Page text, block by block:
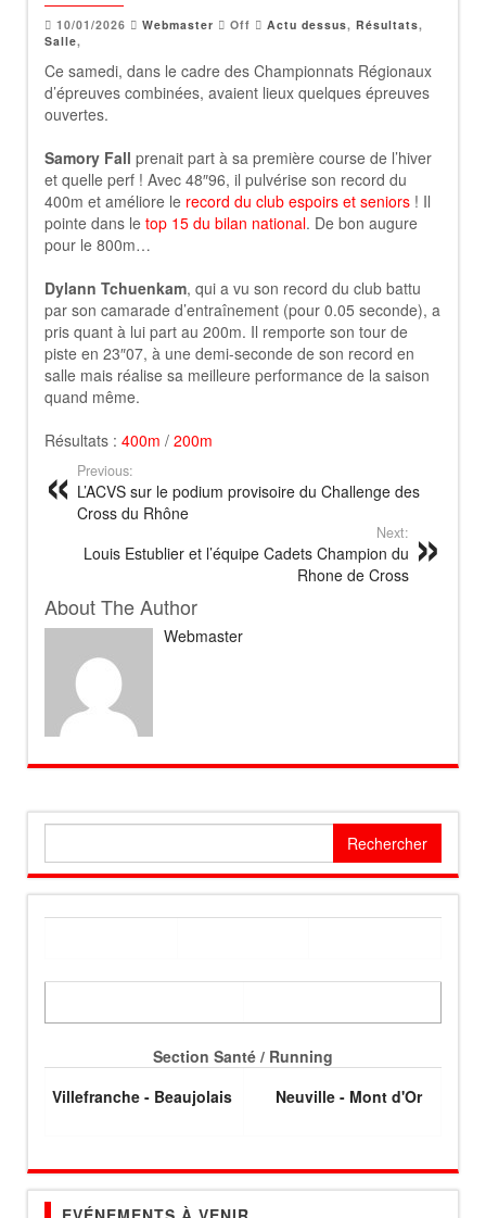
10/01/2026 Webmaster Off Actu dessus, Résultats,
Salle,
Ce samedi, dans le cadre des Championnats Régionaux
d’épreuves combinées, avaient lieux quelques épreuves
ouvertes.
Samory Fall prenait part à sa première course de l’hiver
et quelle perf ! Avec 48″96, il pulvérise son record du
400m et améliore le record du club espoirs et seniors ! Il
pointe dans le top 15 du bilan national. De bon augure
pour le 800m…
Dylann Tchuenkam, qui a vu son record du club battu
par son camarade d’entraînement (pour 0.05 seconde), a
pris quant à lui part au 200m. Il remporte son tour de
piste en 23″07, à une demi-seconde de son record en
salle mais réalise sa meilleure performance de la saison
quand même.
Résultats : 400m / 200m
Previous:
L’ACVS sur le podium provisoire du Challenge des
Cross du Rhône
Next:
Louis Estublier et l’équipe Cadets Champion du
Rhone de Cross
About The Author
Webmaster
Section Santé / Running
Villefranche - Beaujolais
Neuville - Mont d'Or